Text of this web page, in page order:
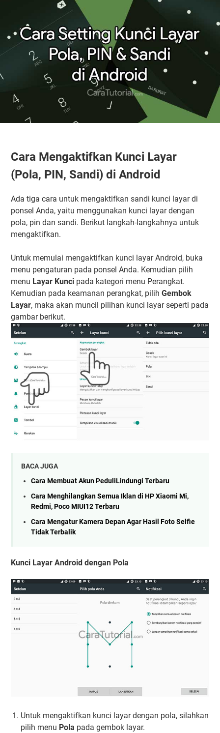
Cara Mengaktifkan Kunci Layar
(Pola, PIN, Sandi) di Android
Ada tiga cara untuk mengaktifkan sandi kunci layar di
ponsel Anda, yaitu menggunakan kunci layar dengan
pola, pin dan sandi. Berikut langkah-langkahnya untuk
mengaktifkan.
Untuk memulai mengaktifkan kunci layar Android, buka
menu pengaturan pada ponsel Anda. Kemudian pilih
menu Layar Kunci pada kategori menu Perangkat.
Kemudian pada keamanan perangkat, pilih Gembok
Layar, maka akan muncil pilihan kunci layar seperti pada
gambar berikut.
BACA JUGA
Cara Membuat Akun PeduliLindungi Terbaru
Cara Menghilangkan Semua Iklan di HP Xiaomi Mi,
Redmi, Poco MIUI12 Terbaru
Cara Mengatur Kamera Depan Agar Hasil Foto Selfie
Tidak Terbalik
Kunci Layar Android dengan Pola
Untuk mengaktifkan kunci layar dengan pola, silahkan
pilih menu Pola pada gembok layar.